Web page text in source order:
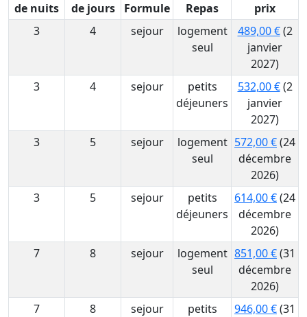
de nuits
de jours
Formule Repas
prix
3
4 sejour
logement
seul
489,00 €(2
janvier
2027)
3
4 sejour
petits
déjeuners
532,00 €(2
janvier
2027)
3
5 sejour
logement
seul
572,00 €(24
décembre
2026)
3
5 sejour
petits
déjeuners
614,00 €(24
décembre
2026)
7
8 sejour
logement
seul
851,00 €(31
décembre
2026)
7
8 sejour
petits
946,00 €(31